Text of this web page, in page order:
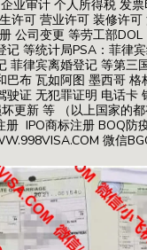
业审计 个人所得税 发
许可 营业许可 装修许
公司变更 等劳工部
记 等统计局PSA：菲律
菲律宾离婚登记 等第三
巴布 瓦如阿图 墨西哥
驶证 无犯罪证明 电话卡
更新 等 （以上国家的
册 IPO商标注册 BOQ防
微信